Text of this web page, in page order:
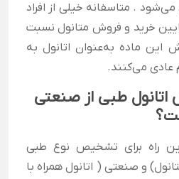
. متاسفانه خیلی از افراد
خرید و فروش متانول نسبت
این ماده به‌عنوان اتانول به
عادی می‌کنند.
طبی از صنعتی
راه برای تشخیص نوع طبی
و صنعتی ( اتانول همراه با